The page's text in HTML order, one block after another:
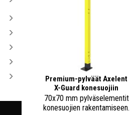
Premium-pylväät Axelent
X-Guard konesuojiin
70x70 mm pylväselementit
konesuojien rakentamiseen.